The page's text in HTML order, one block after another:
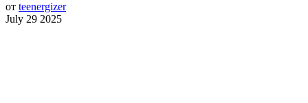
от teenergizer
July 29 2025